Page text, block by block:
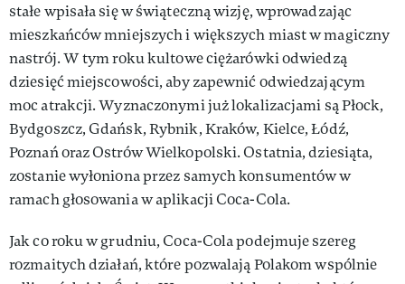
stałe wpisała się w świąteczną wizję, wprowadzając
mieszkańców mniejszych i większych miast w magiczny
nastrój. W tym roku kultowe ciężarówki odwiedzą
dziesięć miejscowości, aby zapewnić odwiedzającym
moc atrakcji. Wyznaczonymi już lokalizacjami są Płock,
Bydgoszcz, Gdańsk, Rybnik, Kraków, Kielce, Łódź,
Poznań oraz Ostrów Wielkopolski. Ostatnia, dziesiąta,
zostanie wyłoniona przez samych konsumentów w
ramach głosowania w aplikacji Coca-Cola.
Jak co roku w grudniu, Coca-Cola podejmuje szereg
rozmaitych działań, które pozwalają Polakom wspólnie